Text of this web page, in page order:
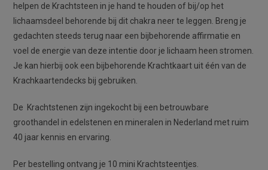
helpen de Krachtsteen in je hand te houden of bij/op het
lichaamsdeel behorende bij dit chakra neer te leggen. Breng je
gedachten steeds terug naar een bijbehorende affirmatie en
voel de energie van deze intentie door je lichaam heen stromen.
Je kan hierbij ook een bijbehorende Krachtkaart uit één van de
Krachkaartendecks bij gebruiken.
De Krachtstenen zijn ingekocht bij een betrouwbare
groothandel in edelstenen en mineralen in Nederland met ruim
40 jaar kennis en ervaring.
Per bestelling ontvang je 10 mini Krachtsteentjes.